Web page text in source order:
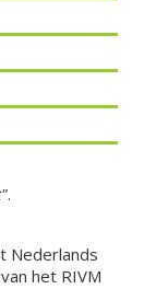
.
Nederlands
het RIVM